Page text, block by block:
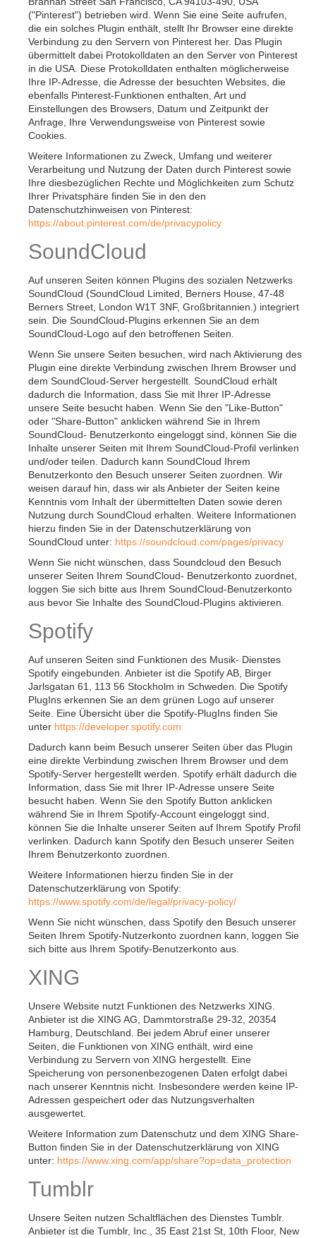
("Pinterest") betrieben wird. Wenn Sie eine Seite aufrufen,
die ein solches Plugin enthält, stellt Ihr Browser eine direkte
Verbindung zu den Servern von Pinterest her. Das Plugin
übermittelt dabei Protokolldaten an den Server von Pinterest
in die USA. Diese Protokolldaten enthalten möglicherweise
Ihre IP-Adresse, die Adresse der besuchten Websites, die
ebenfalls Pinterest-Funktionen enthalten, Art und
Einstellungen des Browsers, Datum und Zeitpunkt der
Anfrage, Ihre Verwendungsweise von Pinterest sowie
Cookies.
Weitere Informationen zu Zweck, Umfang und weiterer
Verarbeitung und Nutzung der Daten durch Pinterest sowie
Ihre diesbezüglichen Rechte und Möglichkeiten zum Schutz
Ihrer Privatsphäre finden Sie in den den
Datenschutzhinweisen von Pinterest:
https://about.pinterest.com/de/privacypolicy
SoundCloud
Auf unseren Seiten können Plugins des sozialen Netzwerks
SoundCloud (SoundCloud Limited, Berners House, 47-48
Berners Street, London W1T 3NF, Großbritannien.) integriert
sein. Die SoundCloud-Plugins erkennen Sie an dem
SoundCloud-Logo auf den betroffenen Seiten.
Wenn Sie unsere Seiten besuchen, wird nach Aktivierung des
Plugin eine direkte Verbindung zwischen Ihrem Browser und
dem SoundCloud-Server hergestellt. SoundCloud erhält
dadurch die Information, dass Sie mit Ihrer IP-Adresse
unsere Seite besucht haben. Wenn Sie den "Like-Button"
oder "Share-Button" anklicken während Sie in Ihrem
SoundCloud- Benutzerkonto eingeloggt sind, können Sie die
Inhalte unserer Seiten mit Ihrem SoundCloud-Profil verlinken
und/oder teilen. Dadurch kann SoundCloud Ihrem
Benutzerkonto den Besuch unserer Seiten zuordnen. Wir
weisen darauf hin, dass wir als Anbieter der Seiten keine
Kenntnis vom Inhalt der übermittelten Daten sowie deren
Nutzung durch SoundCloud erhalten. Weitere Informationen
hierzu finden Sie in der Datenschutzerklärung von
SoundCloud unter: https://soundcloud.com/pages/privacy
Wenn Sie nicht wünschen, dass Soundcloud den Besuch
unserer Seiten Ihrem SoundCloud- Benutzerkonto zuordnet,
loggen Sie sich bitte aus Ihrem SoundCloud-Benutzerkonto
aus bevor Sie Inhalte des SoundCloud-Plugins aktivieren.
Spotify
Auf unseren Seiten sind Funktionen des Musik- Dienstes
Spotify eingebunden. Anbieter ist die Spotify AB, Birger
Jarlsgatan 61, 113 56 Stockholm in Schweden. Die Spotify
PlugIns erkennen Sie an dem grünen Logo auf unserer
Seite. Eine Übersicht über die Spotify-PlugIns finden Sie
unter https://developer.spotify.com
Dadurch kann beim Besuch unserer Seiten über das Plugin
eine direkte Verbindung zwischen Ihrem Browser und dem
Spotify-Server hergestellt werden. Spotify erhält dadurch die
Information, dass Sie mit Ihrer IP-Adresse unsere Seite
besucht haben. Wenn Sie den Spotify Button anklicken
während Sie in Ihrem Spotify-Account eingeloggt sind,
können Sie die Inhalte unserer Seiten auf Ihrem Spotify Profil
verlinken. Dadurch kann Spotify den Besuch unserer Seiten
Ihrem Benutzerkonto zuordnen.
Weitere Informationen hierzu finden Sie in der
Datenschutzerklärung von Spotify:
https://www.spotify.com/de/legal/privacy-policy/
Wenn Sie nicht wünschen, dass Spotify den Besuch unserer
Seiten Ihrem Spotify-Nutzerkonto zuordnen kann, loggen Sie
sich bitte aus Ihrem Spotify-Benutzerkonto aus.
XING
Unsere Website nutzt Funktionen des Netzwerks XING.
Anbieter ist die XING AG, Dammtorstraße 29-32, 20354
Hamburg, Deutschland. Bei jedem Abruf einer unserer
Seiten, die Funktionen von XING enthält, wird eine
Verbindung zu Servern von XING hergestellt. Eine
Speicherung von personenbezogenen Daten erfolgt dabei
nach unserer Kenntnis nicht. Insbesondere werden keine IP-
Adressen gespeichert oder das Nutzungsverhalten
ausgewertet.
Weitere Information zum Datenschutz und dem XING Share-
Button finden Sie in der Datenschutzerklärung von XING
unter: https://www.xing.com/app/share?op=data_protection
Tumblr
Unsere Seiten nutzen Schaltflächen des Dienstes Tumblr.
Anbieter ist die Tumblr, Inc., 35 East 21st St, 10th Floor, New